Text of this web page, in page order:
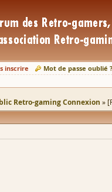
inscrire
Mot de passe oublié ?
Retro-gaming Connexion